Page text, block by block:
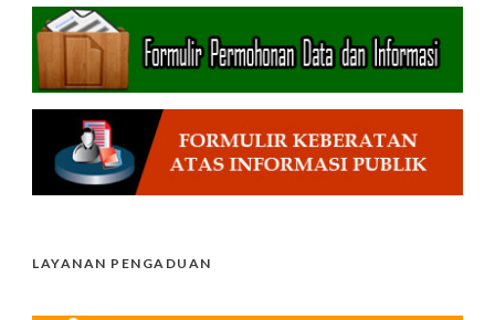
LAYANAN PENGADUAN